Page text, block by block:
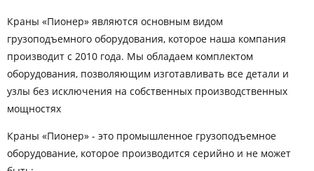
Краны «Пионер» являются основным видом
грузоподъемного оборудования, которое наша компания
производит с 2010 года. Мы обладаем комплектом
оборудования, позволяющим изготавливать все детали и
узлы без исключения на собственных производственных
мощностях
Краны «Пионер» - это промышленное грузоподъемное
оборудование, которое производится серийно и не может